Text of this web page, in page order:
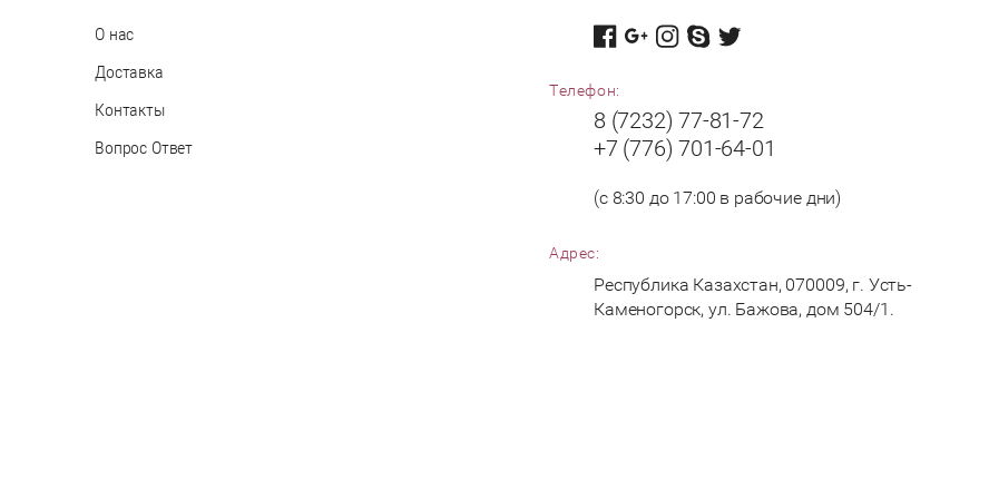
О нас
Доставка
Контакты
Вопрос Ответ
Телефон:
8 (7232) 77-81-72
+7 (776) 701-64-01
(с 8:30 до 17:00 в рабочие дни)
Адрес:
Республика Казахстан, 070009, г. Усть-
Каменогорск, ул. Бажова, дом 504/1.